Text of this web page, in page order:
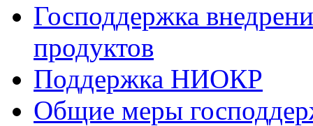
Господдержка
продуктов
Поддержка НИОКР
Общие меры